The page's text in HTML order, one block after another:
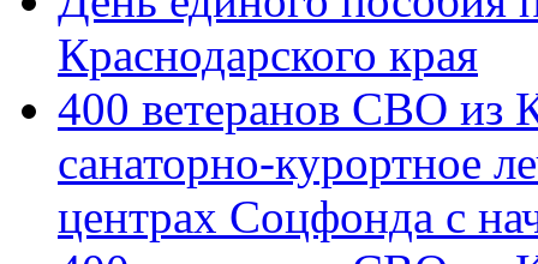
Краснодарского края
400 ветеранов СВО из
санаторно-курортное
центрах Соцфонда с